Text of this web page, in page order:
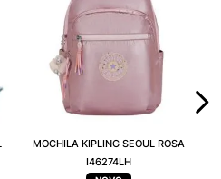
MOCHILA KIPLING SEOUL ROSA
I46274LH